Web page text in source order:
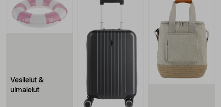
Vesilelut &
uimalelut